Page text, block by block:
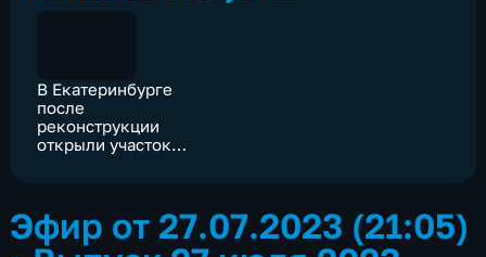
В Екатеринбурге
после
реконструкции
открыли участок
Эфир от 27.07.2023 (21:05)